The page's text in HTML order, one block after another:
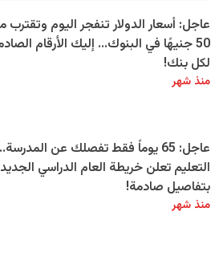
عاجل: أسعار الدولار تنفجر اليوم وتقترب
50 جنيهًا في البنوك... إليك الأرقام
لكل بنك!
منذ شهر
عاجل: 65 يوماً فقط تفصلك عن
التعليم تعلن خريطة العام الدراسي الجديد
بتفاصيل صادمة!
منذ شهر